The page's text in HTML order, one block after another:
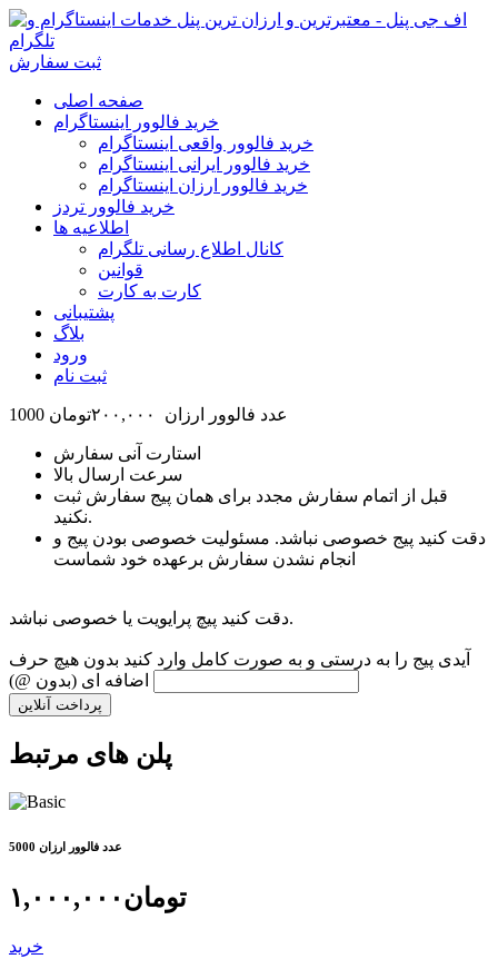
ثبت سفارش
صفحه اصلی
خرید فالوور اینستاگرام
خرید فالوور واقعی اینستاگرام
خرید فالوور ایرانی اینستاگرام
خرید فالوور ارزان اینستاگرام
خرید فالوور تردز
اطلاعیه ها
کانال اطلاع رسانی تلگرام
قوانین
کارت به کارت
پشتیبانی
بلاگ
ورود
ثبت نام
1000 عدد فالوور ارزان ۲۰۰,۰۰۰ تومان
استارت آنی سفارش
سرعت ارسال بالا
قبل از اتمام سفارش مجدد برای همان پیج سفارش ثبت
نکنید.
دقت کنید پیج خصوصی نباشد. مسئولیت خصوصی بودن پیج و
انجام نشدن سفارش برعهده خود شماست
دقت کنید پیچ پرایویت یا خصوصی نباشد.
آیدی پیج را به درستی و به صورت کامل وارد کنید بدون هیچ حرف
پرداخت آنلاین
پلن های مرتبط
5000 عدد فالوور ارزان
۱,۰۰۰,۰۰۰تومان
خرید